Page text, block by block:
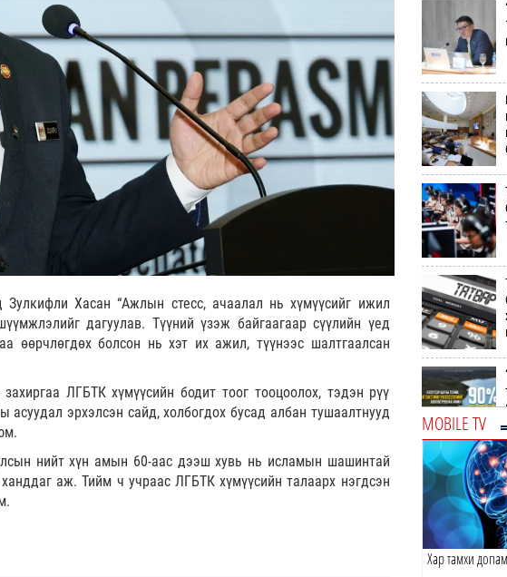
Хасан “Ажлын стесс, ачаалал нь хүмүүсийг ижил
дагуулав. Түүний үзэж байгаагаар сүүлийн үед
өөрчлөгдөх болсон нь хэт их ажил, түүнээс шалтгаалсан
ЛГБТК хүмүүсийн бодит тоог тооцоолох, тэдэн рүү
эрхэлсэн сайд, холбогдох бусад албан тушаалтнууд
нийт хүн амын 60-аас дээш хувь нь исламын шашинтай
аж. Тийм ч учраас ЛГБТК хүмүүсийн талаарх нэгдсэн
MOBILE TV
Хар тамхи